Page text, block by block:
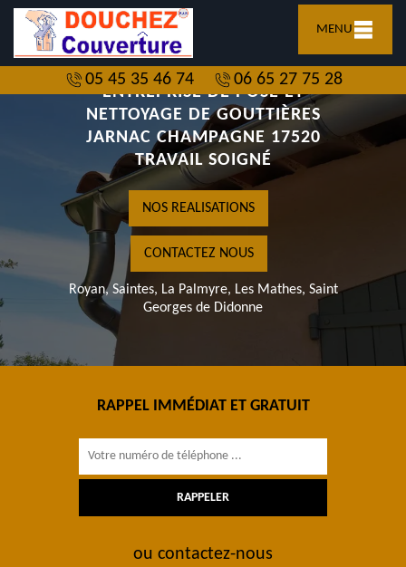
MENU
05 45 35 46 74 06 65 27 75 28
ENTREPRISE DE POSE ET
NETTOYAGE DE GOUTTIÈRES
JARNAC CHAMPAGNE 17520
TRAVAIL SOIGNÉ
NOS REALISATIONS
CONTACTEZ NOUS
Royan, Saintes, La Palmyre, Les Mathes, Saint
Georges de Didonne
RAPPEL IMMÉDIAT ET GRATUIT
ou contactez-nous